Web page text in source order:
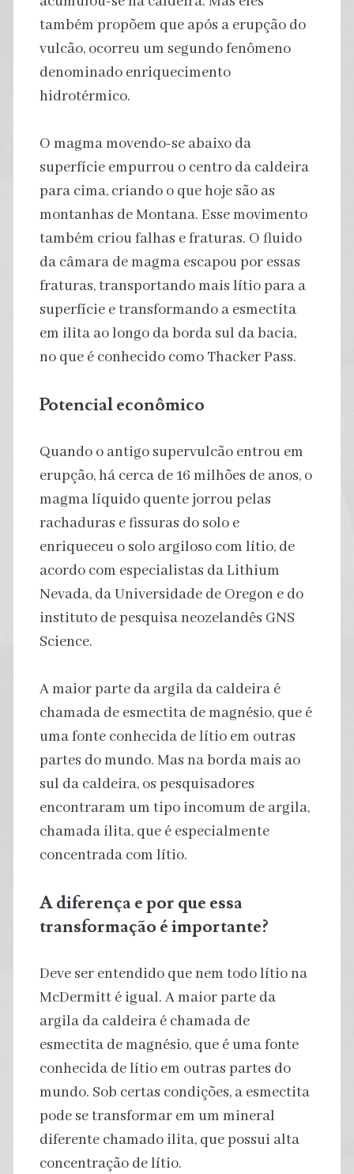
também propõem que após a erupção do
vulcão, ocorreu um segundo fenômeno
denominado enriquecimento
hidrotérmico.
O magma movendo-se abaixo da
superfície empurrou o centro da caldeira
para cima, criando o que hoje são as
montanhas de Montana. Esse movimento
também criou falhas e fraturas. O fluido
da câmara de magma escapou por essas
fraturas, transportando mais lítio para a
superfície e transformando a esmectita
em ilita ao longo da borda sul da bacia,
no que é conhecido como Thacker Pass.
Potencial econômico
Quando o antigo supervulcão entrou em
erupção, há cerca de 16 milhões de anos, o
magma líquido quente jorrou pelas
rachaduras e fissuras do solo e
enriqueceu o solo argiloso com lítio, de
acordo com especialistas da Lithium
Nevada, da Universidade de Oregon e do
instituto de pesquisa neozelandês GNS
Science.
A maior parte da argila da caldeira é
chamada de esmectita de magnésio, que é
uma fonte conhecida de lítio em outras
partes do mundo. Mas na borda mais ao
sul da caldeira, os pesquisadores
encontraram um tipo incomum de argila,
chamada ilita, que é especialmente
concentrada com lítio.
A diferença e por que essa
transformação é importante?
Deve ser entendido que nem todo lítio na
McDermitt é igual. A maior parte da
argila da caldeira é chamada de
esmectita de magnésio, que é uma fonte
conhecida de lítio em outras partes do
mundo. Sob certas condições, a esmectita
pode se transformar em um mineral
diferente chamado ilita, que possui alta
concentração de lítio.